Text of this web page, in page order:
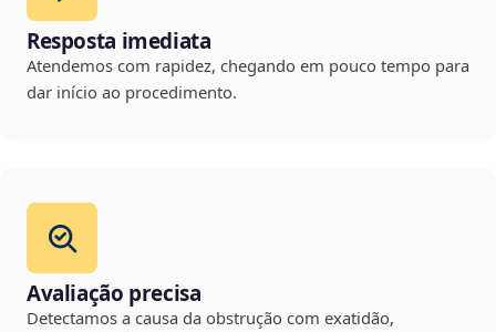
Resposta imediata
Atendemos com rapidez, chegando em pouco tempo para
dar início ao procedimento.
Avaliação precisa
Detectamos a causa da obstrução com exatidão,